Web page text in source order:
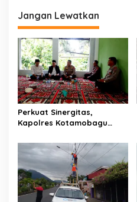
g
a
s
i
p
o
s
Jangan Lewatkan
Perkuat Sinergitas,
Kapolres Kotamobagu
Pesantren Darurahmah
Desa Pontodon